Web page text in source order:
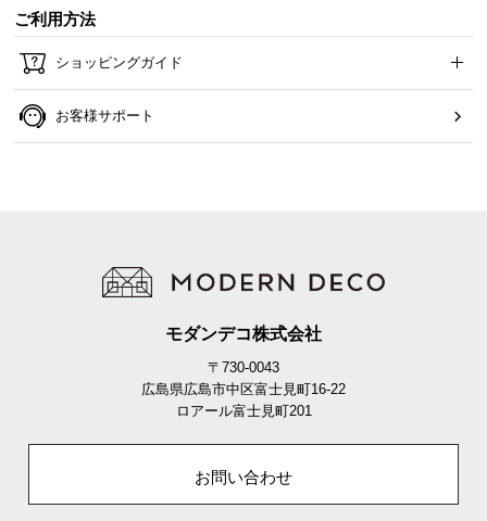
ご利用方法
ショッピングガイド
お客様サポート
モダンデコ株式会社
〒730-0043
広島県広島市中区富士見町16-22
ロアール富士見町201
お問い合わせ